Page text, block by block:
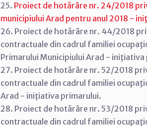
25. Proiect de hotărâre nr. 24/2018
municipiului Arad pentru anul 2018 -
26. Proiect de hotărâre nr. 44/2018
contractuale din cadrul familiei
Primarului Municipiului Arad - iniţiativa
27. Proiect de hotărâre nr. 52/2018
contractuale din cadrul familiei
Arad - iniţiativa primarului.
28. Proiect de hotărâre nr. 53/2018
contractuale din cadrul familiei